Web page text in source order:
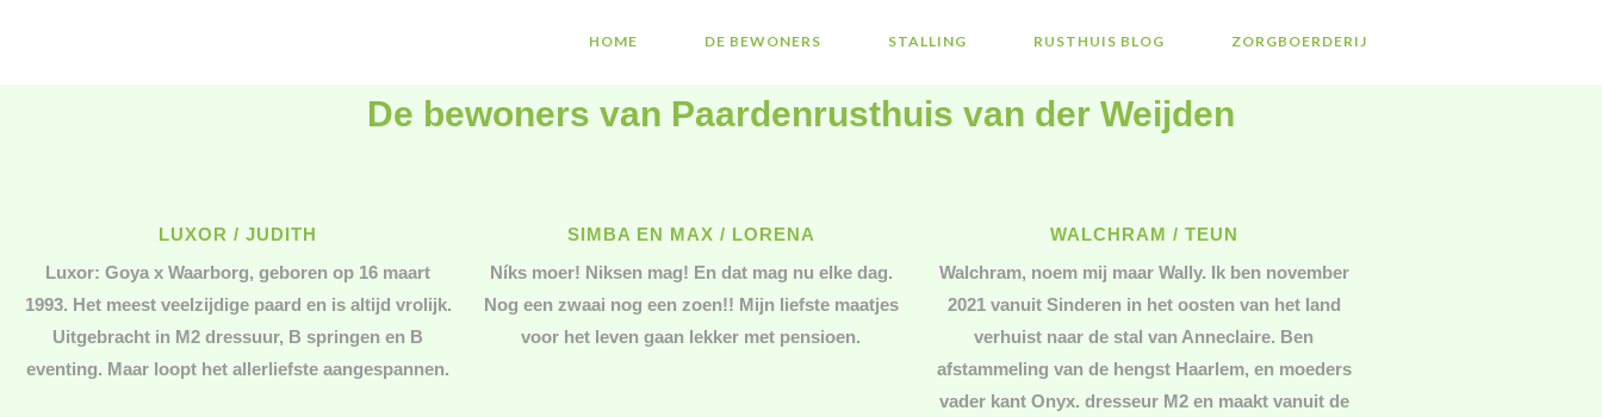
HOME DE BEWONERS STALLING RUSTHUIS BLOG ZORGBOERDERIJ
De bewoners van Paardenrusthuis van der Weijden
LUXOR / JUDITH
Luxor: Goya x Waarborg, geboren op 16 maart
1993. Het meest veelzijdige paard en is altijd vrolijk.
Uitgebracht in M2 dressuur, B springen en B
eventing. Maar loopt het allerliefste aangespannen.
SIMBA EN MAX / LORENA
Níks moer! Niksen mag! En dat mag nu elke dag.
Nog een zwaai nog een zoen!! Mijn liefste maatjes
voor het leven gaan lekker met pensioen.
WALCHRAM / TEUN
Walchram, noem mij maar Wally. Ik ben november
2021 vanuit Sinderen in het oosten van het land
verhuist naar de stal van Anneclaire. Ben
afstammeling van de hengst Haarlem, en moeders
vader kant Onyx. dresseur M2 en maakt vanuit de